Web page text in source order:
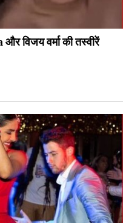
विजय वर्मा की तस्वीरें